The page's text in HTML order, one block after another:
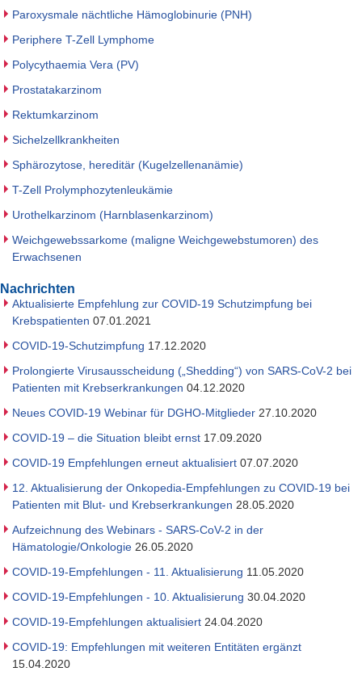
Paroxysmale nächtliche Hämoglobinurie (PNH)
Periphere T-Zell Lymphome
Polycythaemia Vera (PV)
Prostatakarzinom
Rektumkarzinom
Sichelzellkrankheiten
Sphärozytose, hereditär (Kugelzellenanämie)
T-Zell Prolymphozytenleukämie
Urothelkarzinom (Harnblasenkarzinom)
Weichgewebssarkome (maligne Weichgewebstumoren) des
Erwachsenen
Nachrichten
Aktualisierte Empfehlung zur COVID-19 Schutzimpfung bei
Krebspatienten 07.01.2021
COVID-19-Schutzimpfung 17.12.2020
Prolongierte Virusausscheidung („Shedding“) von SARS-CoV-2 bei
Patienten mit Krebserkrankungen 04.12.2020
Neues COVID-19 Webinar für DGHO-Mitglieder 27.10.2020
COVID-19 – die Situation bleibt ernst 17.09.2020
COVID-19 Empfehlungen erneut aktualisiert 07.07.2020
12. Aktualisierung der Onkopedia-Empfehlungen zu COVID-19 bei
Patienten mit Blut- und Krebserkrankungen 28.05.2020
Aufzeichnung des Webinars - SARS-CoV-2 in der
Hämatologie/Onkologie 26.05.2020
COVID-19-Empfehlungen - 11. Aktualisierung 11.05.2020
COVID-19-Empfehlungen - 10. Aktualisierung 30.04.2020
COVID-19-Empfehlungen aktualisiert 24.04.2020
COVID-19: Empfehlungen mit weiteren Entitäten ergänzt
15.04.2020